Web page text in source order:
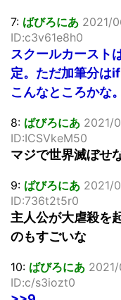
7: ばびろにあ 2021/
ID:c3v61e8h0
スクールカースト
定。ただ加筆分はif
こんなところかな。
8: ばびろにあ 2021/
ID:ICSVkeM50
マジで世界滅ぼせ
9: ばびろにあ 2021/
ID:736t2t5r0
主人公が大虐殺を
のもすごいな
10: ばびろにあ
ID:c/s3iozt0